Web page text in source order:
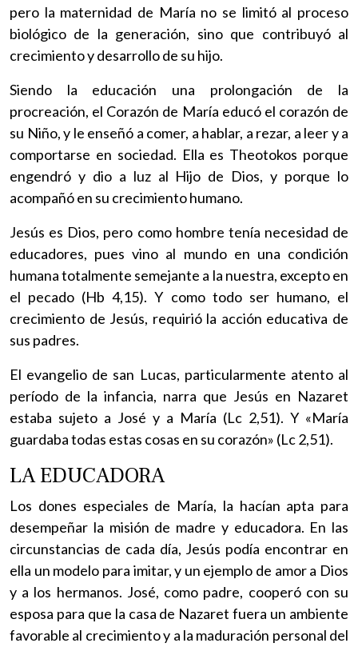
pero la maternidad de María no se limitó al proceso
biológico de la generación, sino que contribuyó al
crecimiento y desarrollo de su hijo.
Siendo la educación una prolongación de la
procreación, el Corazón de María educó el corazón de
su Niño, y le enseñó a comer, a hablar, a rezar, a leer y a
comportarse en sociedad. Ella es Theotokos porque
engendró y dio a luz al Hijo de Dios, y porque lo
acompañó en su crecimiento humano.
Jesús es Dios, pero como hombre tenía necesidad de
educadores, pues vino al mundo en una condición
humana totalmente semejante a la nuestra, excepto en
el pecado (Hb 4,15). Y como todo ser humano, el
crecimiento de Jesús, requirió la acción educativa de
sus padres.
El evangelio de san Lucas, particularmente atento al
período de la infancia, narra que Jesús en Nazaret
estaba sujeto a José y a María (Lc 2,51). Y «María
guardaba todas estas cosas en su corazón» (Lc 2,51).
LA EDUCADORA
Los dones especiales de María, la hacían apta para
desempeñar la misión de madre y educadora. En las
circunstancias de cada día, Jesús podía encontrar en
ella un modelo para imitar, y un ejemplo de amor a Dios
y a los hermanos. José, como padre, cooperó con su
esposa para que la casa de Nazaret fuera un ambiente
favorable al crecimiento y a la maduración personal del